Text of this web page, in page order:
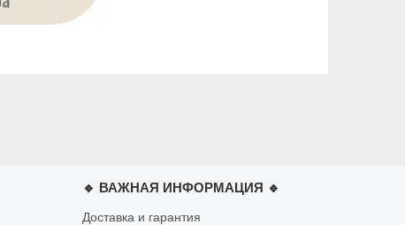
🔹 ВАЖНАЯ ИНФОРМАЦИЯ 🔹
Доставка и гарантия